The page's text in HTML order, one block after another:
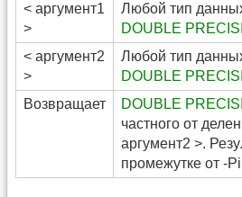
< аргумент1
>
Любой тип
DOUBLE
< аргумент2
>
Любой тип
DOUBLE
Возвращает
DOUBLE
частного от
аргумент2 >.
промежутке от -